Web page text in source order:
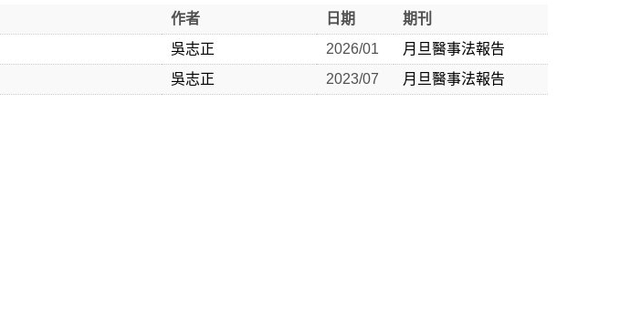
作者 日期
期刊
吳志正 2026/01
月旦醫事法報告
吳志正 2023/07 月旦醫事法報告